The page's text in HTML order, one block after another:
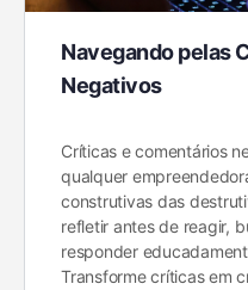
Navegando pelas
Negativos
Críticas e comentários
qualquer
construtivas das
refletir antes de reagir,
responder
Transforme críticas em